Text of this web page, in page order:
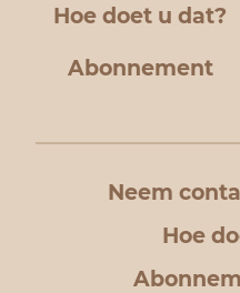
Hoe doet u dat?
Abonnement
Neem
Hoe